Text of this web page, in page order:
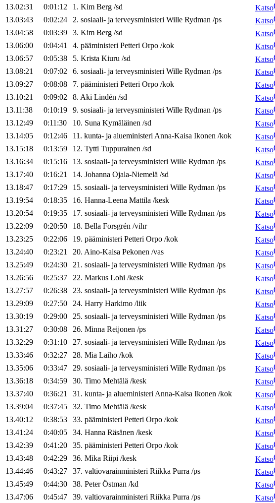
13.02:31
0:01:12 1. Kim Berg /sd
Katso
13.03:43
0:02:24 2. sosiaali- ja terveysministeri Wille Rydman /ps
Katso
13.04:58
0:03:39 3. Kim Berg /sd
Katso
13.06:00
0:04:41 4. pääministeri Petteri Orpo /kok
Katso
13.06:57
0:05:38 5. Krista Kiuru /sd
Katso
13.08:21
0:07:02 6. sosiaali- ja terveysministeri Wille Rydman /ps
Katso
13.09:27
0:08:08 7. pääministeri Petteri Orpo /kok
Katso
13.10:21
0:09:02 8. Aki Lindén /sd
Katso
13.11:38
0:10:19 9. sosiaali- ja terveysministeri Wille Rydman /ps
Katso
13.12:49
0:11:30 10. Suna Kymäläinen /sd
Katso
13.14:05
0:12:46 11. kunta- ja alueministeriAnna-Kaisa Ikonen /kok
Katso
13.15:18
0:13:59 12. Tytti Tuppurainen /sd
Katso
13.16:34
0:15:16 13. sosiaali- ja terveysministeri Wille Rydman /ps
Katso
13.17:40
0:16:21 14. Johanna Ojala-Niemelä /sd
Katso
13.18:47
0:17:29 15. sosiaali- ja terveysministeri Wille Rydman /ps
Katso
13.19:54
0:18:35 16. Hanna-Leena Mattila /kesk
Katso
13.20:54
0:19:35 17. sosiaali- ja terveysministeri Wille Rydman /ps
Katso
13.22:09
0:20:50 18. Bella Forsgrén /vihr
Katso
13.23:25
0:22:06 19. pääministeri Petteri Orpo /kok
Katso
13.24:40
0:23:21 20. Aino-Kaisa Pekonen /vas
Katso
13.25:49
0:24:30 21. sosiaali- ja terveysministeri Wille Rydman /ps
Katso
13.26:56
0:25:37 22. Markus Lohi /kesk
Katso
13.27:57
0:26:38 23. sosiaali- ja terveysministeri Wille Rydman /ps
Katso
13.29:09
0:27:50 24. Harry Harkimo /liik
Katso
13.30:19
0:29:00 25. sosiaali- ja terveysministeri Wille Rydman /ps
Katso
13.31:27
0:30:08 26. Minna Reijonen /ps
Katso
13.32:29
0:31:10 27. sosiaali- ja terveysministeri Wille Rydman /ps
Katso
13.33:46
0:32:27 28. Mia Laiho /kok
Katso
13.35:06
0:33:47 29. sosiaali- ja terveysministeri Wille Rydman /ps
Katso
13.36:18
0:34:59 30. Timo Mehtälä /kesk
Katso
13.37:40
0:36:21 31. kunta- ja alueministeriAnna-Kaisa Ikonen /kok
Katso
13.39:04
0:37:45 32. Timo Mehtälä /kesk
Katso
13.40:12
0:38:53 33. pääministeri Petteri Orpo /kok
Katso
13.41:24
0:40:05 34. Hanna Räsänen /kesk
Katso
13.42:39
0:41:20 35. pääministeri Petteri Orpo /kok
Katso
13.43:48
0:42:29 36. Mika Riipi /kesk
Katso
13.44:46
0:43:27 37. valtiovarainministeri Riikka Purra /ps
Katso
13.45:49
0:44:30 38. Peter Östman /kd
Katso
13.47:06
0:45:47 39. valtiovarainministeri Riikka Purra /ps
Katso